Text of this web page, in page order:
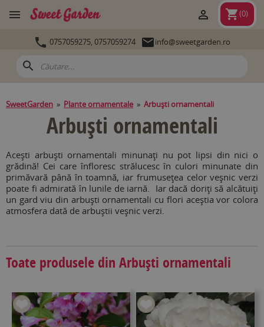
 shopping_cart(0)

 0757059275, 0757059274 info@sweetgarden.ro
search
SweetGarden » Plante ornamentale » Arbuşti ornamentali
Arbuşti ornamentali
Aceşti arbuşti ornamentali minunaţi nu pot lipsi din nici o
grădină! Cei care înfloresc strălucesc în culori minunate din
primăvară până în toamnă, iar frumuseţea celor veşnic verzi
poate fi admirată în lunile de iarnă. Iar dacă doriţi să alcătuiţi
un gard viu din arbuşti ornamentali cu flori aceştia vor colora
atmosfera dată de arbuştii veşnic verzi.
Toate produsele din Arbuşti ornamentali